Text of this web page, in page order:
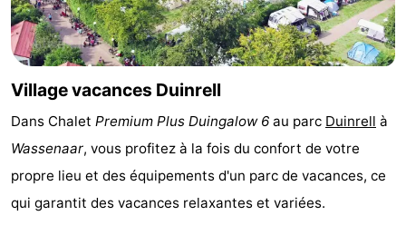
vue
Croisières
-
Terrains
jeux
-
de
jeux
Experiences
Centres
de
Villages
Village vacances Duinrell
Dans Chalet Premium Plus Duingalow 6 au parc Duinrell à
Wassenaar, vous profitez à la fois du confort de votre
propre lieu et des équipements d'un parc de vacances, ce
qui garantit des vacances relaxantes et variées.